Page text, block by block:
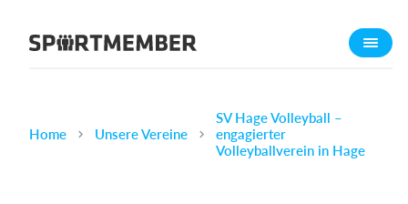
Über SportMember
Karriere
Home Unsere Vereine
SV Hage Volleyball –
engagierter
Volleyballverein in Hage